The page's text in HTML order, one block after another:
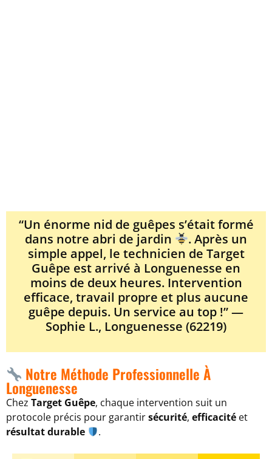
“Un énorme nid de guêpes s’était formé
dans notre abri de jardin
. Après un
simple appel, le technicien de Target
Guêpe est arrivé à Longuenesse en
moins de deux heures. Intervention
efficace, travail propre et plus aucune
guêpe depuis. Un service au top !” —
Sophie L., Longuenesse (62219)
Notre Méthode Professionnelle À
Longuenesse
Chez Target Guêpe, chaque intervention suit un
protocole précis pour garantirsécurité, efficacité et
résultat durable
.